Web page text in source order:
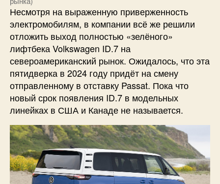
Несмотря на выраженную приверженность
электромобилям, в компании всё же решили
отложить выход полностью «зелёного»
лифтбека Volkswagen ID.7 на
североамериканский рынок. Ожидалось, что эта
пятидверка в 2024 году придёт на смену
отправленному в отставку Passat. Пока что
новый срок появления ID.7 в модельных
линейках в США и Канаде не называется.